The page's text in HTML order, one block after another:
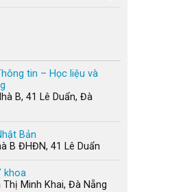
tin – Học liệu và
B, 41 Lê Duẩn, Đà
Bản
B ĐHĐN, 41 Lê Duẩn
khoa
Thị Minh Khai, Đà Nẵng